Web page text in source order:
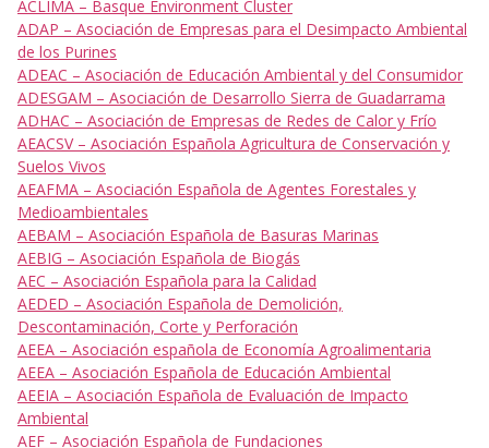
ACLIMA – Basque Environment Cluster
ADAP – Asociación de Empresas para el Desimpacto Ambiental
de los Purines
ADEAC – Asociación de Educación Ambiental y del Consumidor
ADESGAM – Asociación de Desarrollo Sierra de Guadarrama
ADHAC – Asociación de Empresas de Redes de Calor y Frío
AEACSV – Asociación Española Agricultura de Conservación y
Suelos Vivos
AEAFMA – Asociación Española de Agentes Forestales y
Medioambientales
AEBAM – Asociación Española de Basuras Marinas
AEBIG – Asociación Española de Biogás
AEC – Asociación Española para la Calidad
AEDED – Asociación Española de Demolición,
Descontaminación, Corte y Perforación
AEEA – Asociación española de Economía Agroalimentaria
AEEA – Asociación Española de Educación Ambiental
AEEIA – Asociación Española de Evaluación de Impacto
Ambiental
AEF – Asociación Española de Fundaciones